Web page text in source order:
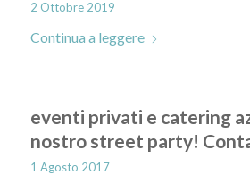
2 Ottobre 2019
Continua a leggere
eventi privati e catering
nostro street party!
1 Agosto 2017